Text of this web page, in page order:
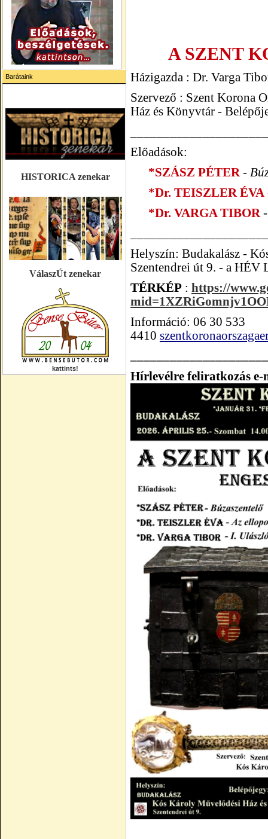
Barátaink
HISTORICA zenekar
VálaszÚt zenekar
kattints!
A SZENT
Házigazda : Dr. Varga
Szervező : Szent Korona
Ház és Könyvtár -
Előadások:
*SZÁSZ PÉTER -
*Dr. TEISZLER ÉVA
*Dr. VARGA TIBOR
Helyszín: Budakalász -
Szentendrei út 9. - a HÉV
TÉRKÉP : https://
Információ: 06 30 533
4410
Hírlevélre feliratkozás e-